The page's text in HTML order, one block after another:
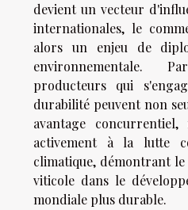
devient un vecteur
internationales, le
alors un enjeu de
environnementale.
producteurs qui
durabilité peuvent non
avantage
activement à la lutte
climatique, démontrant
viticole dans le
mondiale plus durable.